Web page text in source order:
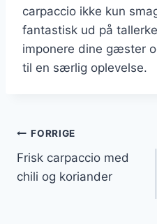
carpaccio ikke kun
fantastisk ud på
imponere dine gæster
til en særlig oplevelse.
FORRIGE
Frisk carpaccio med
chili og koriander